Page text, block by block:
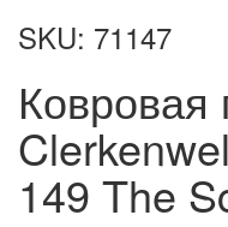
SKU: 71147
Ковровая
149 The